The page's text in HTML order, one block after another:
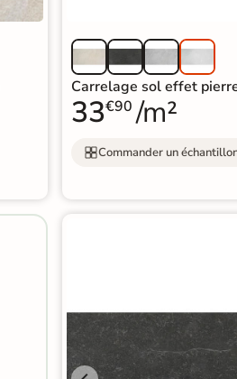
Carrelage sol effet
33€90 /m²
Commander un